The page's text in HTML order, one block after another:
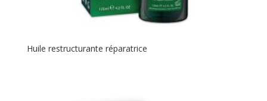
Huile restructurante réparatrice